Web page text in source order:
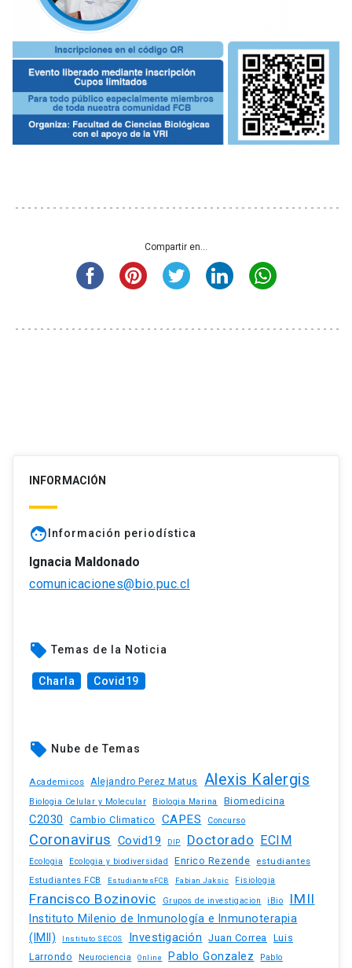
Compartir en...
INFORMACIÓN
face Información periodística
Ignacia Maldonado
comunicaciones@bio.puc.cl
local_offer Temas de la Noticia
Charla Covid19
local_offer Nube de Temas
Academicos Alejandro Perez Matus Alexis Kalergis
Biologia Celular y Molecular Biologia Marina Biomedicina
C2030 Cambio Climatico CAPES Concurso
Coronavirus Covid19 DIP Doctorado ECIM
Ecologia Ecologia y biodiversidad Enrico Rezende estudiantes
Estudiantes FCB EstudiantesFCB Fabian Jaksic Fisiologia
Francisco Bozinovic Grupos de investigacion iBio IMII
Instituto Milenio de Inmunología e Inmunoterapia
(IMII)
Instituto SECOS Investigación Juan Correa Luis
Larrondo
Neurociencia Online Pablo Gonzalez Pablo